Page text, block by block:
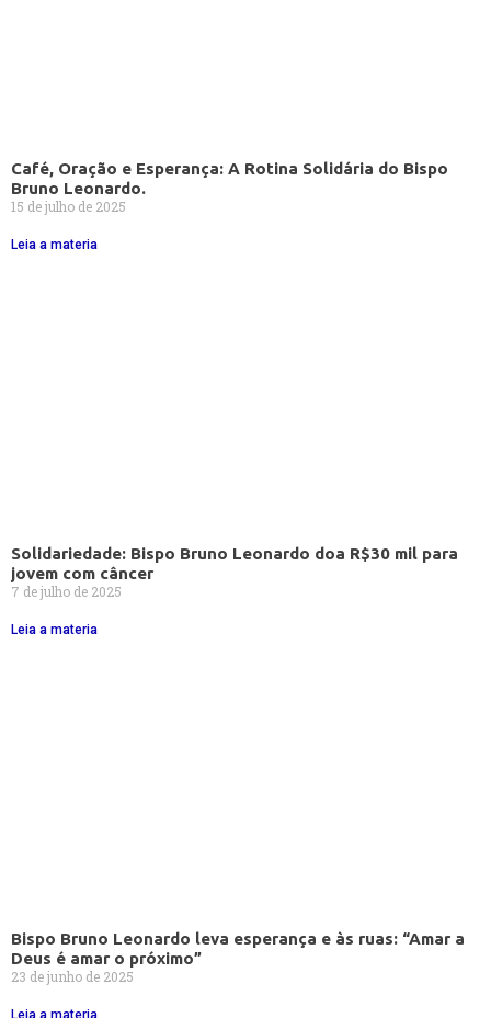
Café, Oração e Esperança: A Rotina Solidária do Bispo
Bruno Leonardo.
15 de julho de 2025
Leia a materia
Solidariedade: Bispo Bruno Leonardo doa R$30 mil para
jovem com câncer
7 de julho de 2025
Leia a materia
Bispo Bruno Leonardo leva esperança e às ruas: “Amar a
Deus é amar o próximo”
23 de junho de 2025
Leia a materia